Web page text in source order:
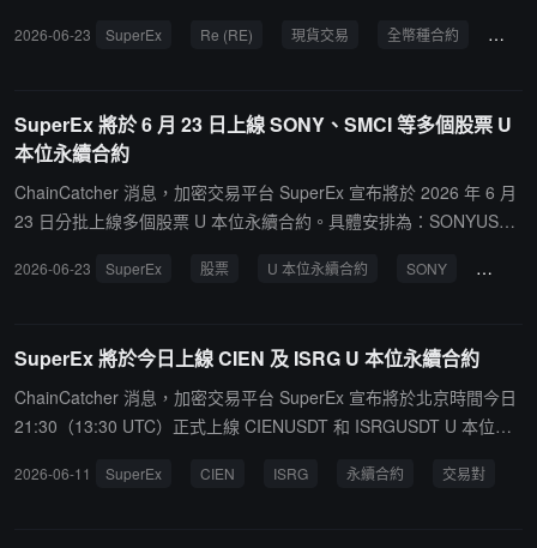
圍。据悉，Re 屬於現實世界資產（RWA）板塊，定位為 RWA 的資
2026-06-23 SuperEx Re (RE) 現貨交易 全幣種合約 現實
SuperEx 將於 6 月 23 日上線 SONY、SMCI 等多個股票 U
本位永續合約
ChainCatcher 消息，加密交易平台 SuperEx 宣布將於 2026 年 6 月
23 日分批上線多個股票 U 本位永續合約。具體安排為：SONYUSD
0 上線；ALABUSDT、KLACUSDT 及 LRCXUSDT 交易對將於同日 1
2026-06-23 SuperEx 股票 U 本位永續合約 SONY SMCI
SuperEx 將於今日上線 CIEN 及 ISRG U 本位永續合約
ChainCatcher 消息，加密交易平台 SuperEx 宣布將於北京時間今日
21:30（13:30 UTC）正式上線 CIENUSDT 和 ISRGUSDT U 本位永
分倉模式，用戶可通過 SuperEx 的 Web 端及 APP 端進行交易體
2026-06-11 SuperEx CIEN ISRG 永續合約 交易對